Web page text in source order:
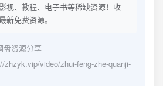
视、教程、电子书等稀缺资源！收
新免费资源。
盘资源分享
zhzyk.vip/video/zhui-feng-zhe-quanji-